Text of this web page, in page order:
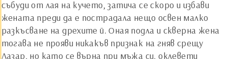
събуди от лая на кучето, затича се скоро и избави
жената преди да е пострадала нещо освен малко
разкъсване на дрехите й. Оная подла и скверна жена
тогава не прояви никакъв признак на гняв срещу
Лазар, но като се върна при мъжа си, оклевети